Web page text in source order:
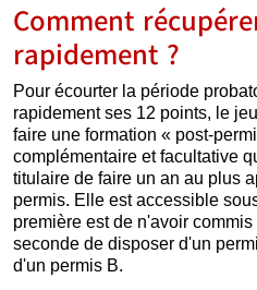
Comment
rapidement ?
Pour écourter la période
rapidement ses 12 points, le
faire une formation « post-
complémentaire et facultative
titulaire de faire un an au plus
permis. Elle est accessible
première est de n'avoir
seconde de disposer d'un
d'un permis B.